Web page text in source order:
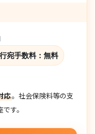
宛手数料： 無料
応。社会保険料等の支
す。